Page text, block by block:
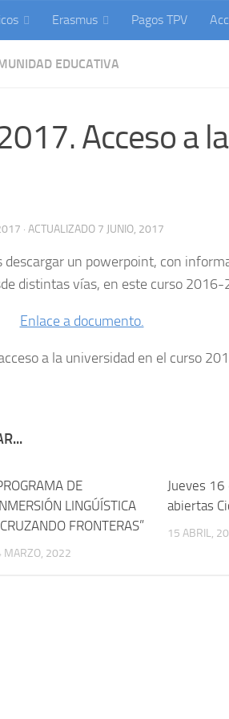
Erasmus Pagos TPV
EDUCATIVA
Acceso a la
· ACTUALIZADO 7 JUNIO, 2017
descargar un powerpoint, con
distintas vías, en este curso
Enlace a documento.
DE
LINGÚÍSTICA
FRONTERAS”
MARZO, 2022
Jueves
abiertas
15 ABRIL,